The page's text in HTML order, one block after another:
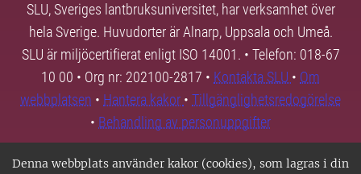
Denna webbplats använder kakor (cookies), som lagras i din
SLU, Sveriges lantbruksuniversitet, har verksamhet över
hela Sverige. Huvudorter är Alnarp, Uppsala och Umeå.
SLU är miljöcertifierat enligt ISO 14001. • Telefon: 018-67
10 00 • Org nr: 202100-2817 • Kontakta SLU • Om
webbplatsen • Hantera kakor • Tillgänglighetsredogörelse
• Behandling av personuppgifter